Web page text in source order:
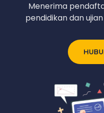
Menerima
pendidikan dan